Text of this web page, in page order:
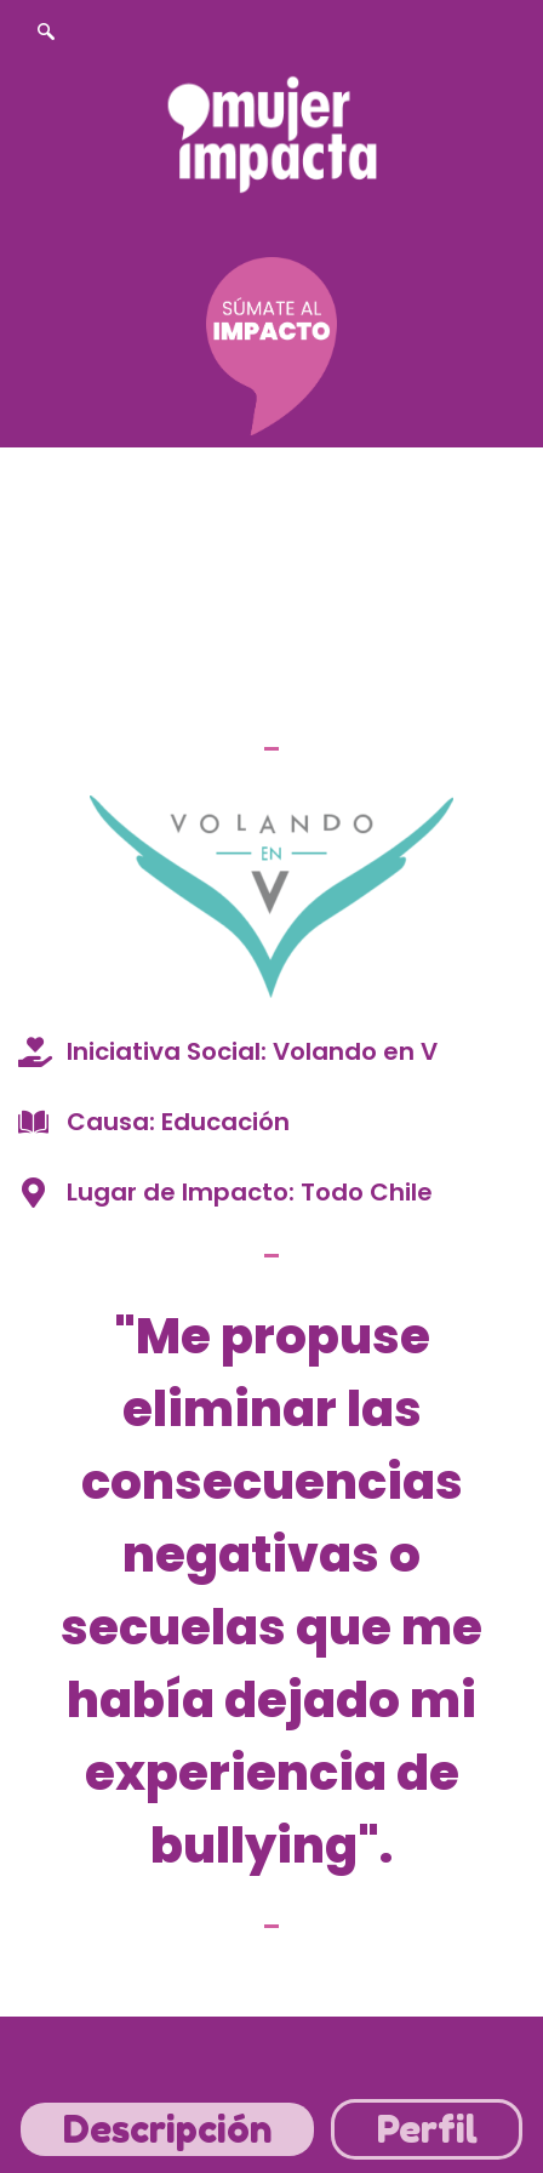
Iniciativa Social: Volando en V
Causa: Educación
Lugar de Impacto: Todo Chile
"Me propuse
eliminar las
consecuencias
negativas o
secuelas que me
había dejado mi
experiencia de
bullying".
Descripción Perfil